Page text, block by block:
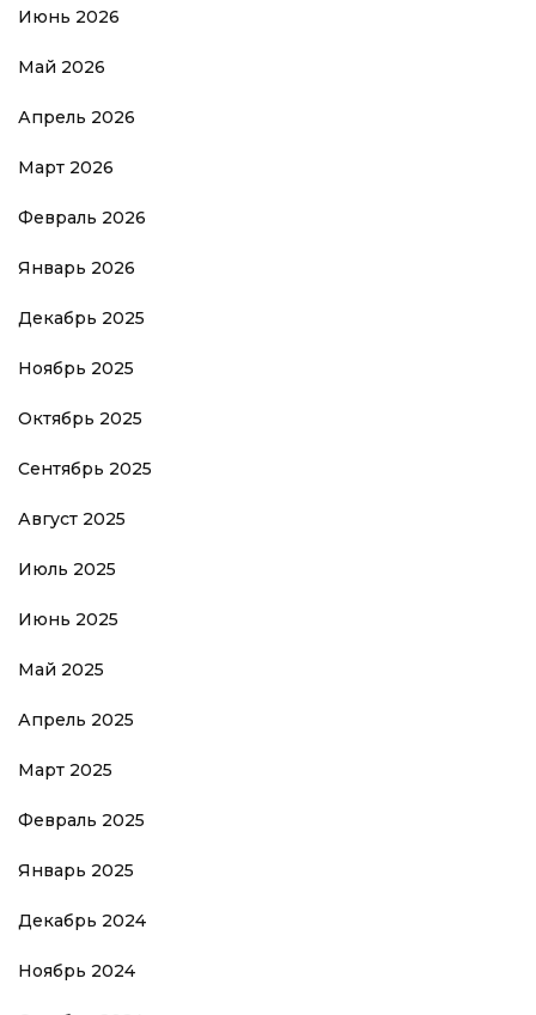
Июнь 2026
Май 2026
Апрель 2026
Март 2026
Февраль 2026
Январь 2026
Декабрь 2025
Ноябрь 2025
Октябрь 2025
Сентябрь 2025
Август 2025
Июль 2025
Июнь 2025
Май 2025
Апрель 2025
Март 2025
Февраль 2025
Январь 2025
Декабрь 2024
Ноябрь 2024